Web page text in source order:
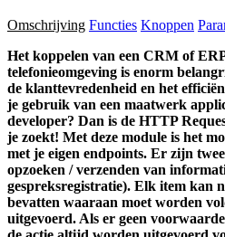
Omschrijving Functies Knoppen
Het koppelen van een CRM of
telefonieomgeving is enorm
de klanttevredenheid en het
je gebruik van een maatwerk
developer? Dan is de HTTP
je zoekt! Met deze module is het
met je eigen endpoints. Er zijn
opzoeken / verzenden van
gespreksregistratie). Elk item kan
bevatten waaraan moet worden
uitgevoerd. Als er geen